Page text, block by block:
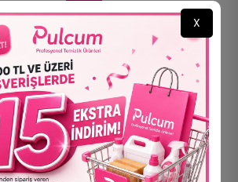
X